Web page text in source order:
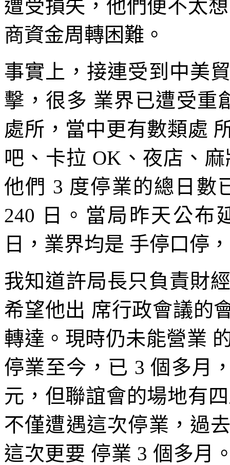
遭受損失，他們便不太
商資金周轉困難。
事實上，接連受到中美
擊，很多 業界已遭受重
處所，當中更有數類處
吧、卡拉 OK、夜店、
他們 3 度停業的總日數
240 日。當局昨天公布
日，業界均是 手停口停
我知道許局長只負責財
希望他出 席行政會議的
轉達。現時仍未能營業
停業至今，已 3 個多月
元，但聯誼會的場地有
不僅遭遇這次停業，過
這次更要 停業 3 個多月